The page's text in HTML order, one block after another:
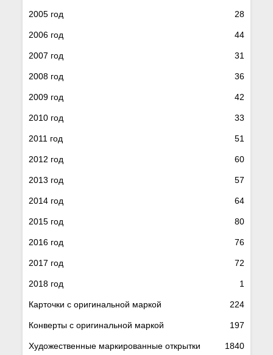
2005 год 28
2006 год 44
2007 год 31
2008 год 36
2009 год 42
2010 год 33
2011 год 51
2012 год 60
2013 год 57
2014 год 64
2015 год 80
2016 год 76
2017 год 72
2018 год 1
Карточки с оригинальной маркой 224
Конверты с оригинальной маркой 197
Художественные маркированные открытки 1840